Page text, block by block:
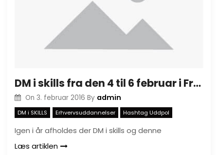
DM i skills fra den 4 til 6 februar i Fredericia
On 3. februar 2016 By admin
DM i SKILLS Erhvervsuddannelser Hashtag Uddpol
Igen i år afholdes der DM i skills og denne
Læs artiklen